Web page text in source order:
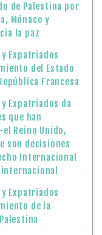
de Palestina por
Mónaco y
la paz
Expatriados
del Estado
Francesa
Expatriados da
que han
Reino Unido,
son decisiones
Internacional
Expatriados
de la